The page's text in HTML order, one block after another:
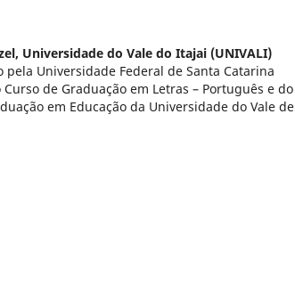
Universidade do Vale do Itajai (UNIVALI)
pela Universidade Federal de Santa Catarina
Curso de Graduação em Letras – Português e do
em Educação da Universidade do Vale de